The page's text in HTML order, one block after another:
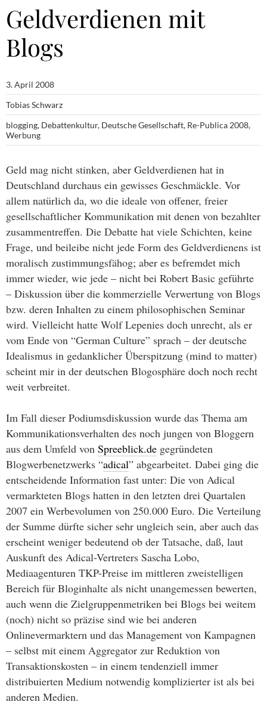
Geldverdienen mit
Blogs
3. April 2008
Tobias Schwarz
blogging, Debattenkultur, Deutsche Gesellschaft, Re-Publica 2008,
Werbung
Geld mag nicht stinken, aber Geldverdienen hat in
Deutschland durchaus ein gewisses Geschmäckle. Vor
allem natürlich da, wo die ideale von offener, freier
gesellschaftlicher Kommunikation mit denen von bezahlter
zusammentreffen. Die Debatte hat viele Schichten, keine
Frage, und beileibe nicht jede Form des Geldverdienens ist
moralisch zustimmungsfähog; aber es befremdet mich
immer wieder, wie jede – nicht bei Robert Basic geführte
– Diskussion über die kommerzielle Verwertung von Blogs
bzw. deren Inhalten zu einem philosophischen Seminar
wird. Vielleicht hatte Wolf Lepenies doch unrecht, als er
vom Ende von “German Culture” sprach – der deutsche
Idealismus in gedanklicher Überspitzung (mind to matter)
scheint mir in der deutschen Blogosphäre doch noch recht
weit verbreitet.
Im Fall dieser Podiumsdiskussion wurde das Thema am
Kommunikationsverhalten des noch jungen von Bloggern
aus dem Umfeld von Spreeblick.de gegründeten
Blogwerbenetzwerks “adical” abgearbeitet. Dabei ging die
entscheidende Information fast unter: Die von Adical
vermarkteten Blogs hatten in den letzten drei Quartalen
2007 ein Werbevolumen von 250.000 Euro. Die Verteilung
der Summe dürfte sicher sehr ungleich sein, aber auch das
erscheint weniger bedeutend ob der Tatsache, daß, laut
Auskunft des Adical-Vertreters Sascha Lobo,
Mediaagenturen TKP-Preise im mittleren zweistelligen
Bereich für Bloginhalte als nicht unangemessen bewerten,
auch wenn die Zielgruppenmetriken bei Blogs bei weitem
(noch) nicht so präzise sind wie bei anderen
Onlinevermarktern und das Management von Kampagnen
– selbst mit einem Aggregator zur Reduktion von
Transaktionskosten – in einem tendenziell immer
distribuierten Medium notwendig komplizierter ist als bei
anderen Medien.